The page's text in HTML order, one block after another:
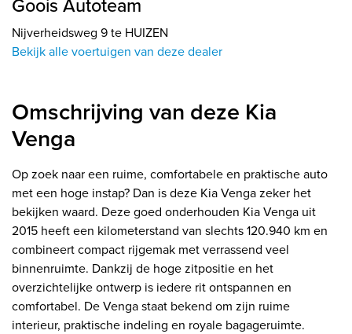
Nijverheidsweg 9 te HUIZEN
Bekijk alle voertuigen van deze dealer
Omschrijving van deze Kia
Venga
Op zoek naar een ruime, comfortabele en praktische auto
met een hoge instap? Dan is deze Kia Venga zeker het
bekijken waard. Deze goed onderhouden Kia Venga uit
2015 heeft een kilometerstand van slechts 120.940 km en
combineert compact rijgemak met verrassend veel
binnenruimte. Dankzij de hoge zitpositie en het
overzichtelijke ontwerp is iedere rit ontspannen en
comfortabel. De Venga staat bekend om zijn ruime
interieur, praktische indeling en royale bagageruimte.